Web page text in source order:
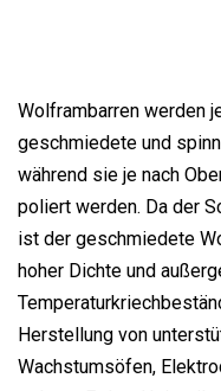
Wolframbarren werden
geschmiedete und
während sie je nach
poliert werden. Da der
ist der geschmiedete
hoher Dichte und
Herstellung von
Wachstumsöfen,